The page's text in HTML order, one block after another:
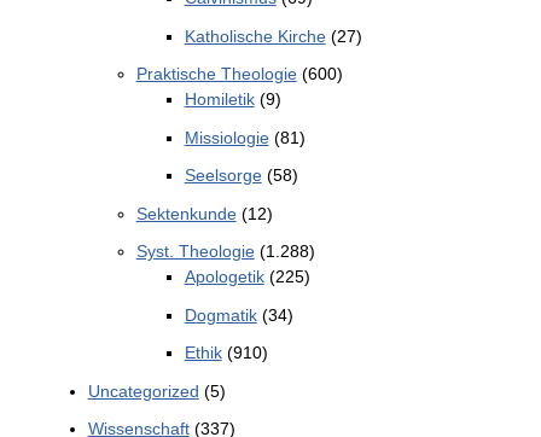
Katholische Kirche(27)
Praktische Theologie(600)
Homiletik(9)
Missiologie(81)
Seelsorge(58)
Sektenkunde(12)
Syst. Theologie(1.288)
Apologetik(225)
Dogmatik(34)
Ethik(910)
Uncategorized (5)
Wissenschaft(337)